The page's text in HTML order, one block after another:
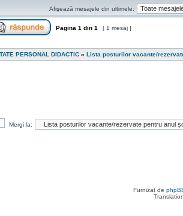
Afişează mesajele din ultimele:
Pagina 1 din 1 [ 1 mesaj ]
PERSONAL DIDACTIC » Lista posturilor vacante/
Mergi la:
Furnizat de